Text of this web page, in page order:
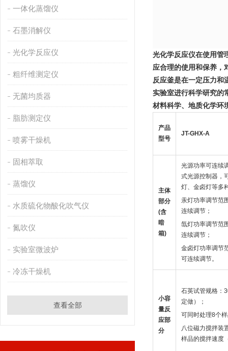
一体化蒸馏仪
石墨消解仪
光化学反应仪
粗纤维测定仪
无菌均质器
脂肪测定仪
喷雾干燥机
固相萃取
蒸馏仪
水质硫化物酸化吹气仪
氮吹仪
实验室微波炉
冷冻干燥机
查看全部
光化学反应仪在使用管
应合理的使用和保养，
反应釜是在一定压力和
实验室进行科学研究的
材料科学、地质化学环
产品
型号
JT-GHX-A
主体
部分
(含
暗
箱)
光源功率可连续
式光源控制器，
灯、金卤灯等多
汞灯功率调节范
连续调节；
氙灯功率调节范
连续调节；
金卤灯功率调节
可连续调节。
小容
量反
应部
分
石英试管规格：
定做）；
可同时处理8个
八位磁力搅拌装
样品的搅拌速度